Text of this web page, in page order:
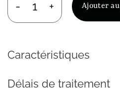
quantité
de
Homme
Acier
Ajouter
Caractéristiques
Délais de traitement